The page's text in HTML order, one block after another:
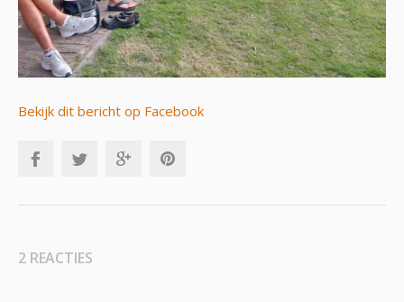
Bekijk dit bericht op Facebook
2 REACTIES